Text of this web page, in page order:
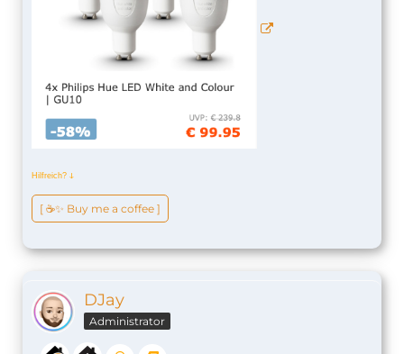
Hilfreich? ↆ
[ ☕️✨ Buy me a coffee ]
DJay
Administrator